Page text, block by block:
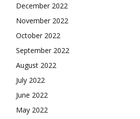
December 2022
November 2022
October 2022
September 2022
August 2022
July 2022
June 2022
May 2022